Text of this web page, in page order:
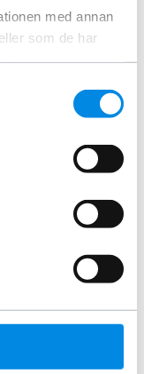
med annan
som de har
Orange